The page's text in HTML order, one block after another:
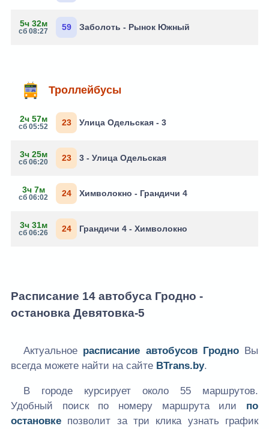
5ч 32м
сб 08:27 59 Заболоть - Рынок Южный
Троллейбусы
2ч 57м
сб 05:52 23 Улица Одельская - 3
3ч 25м
сб 06:20 23 3 - Улица Одельская
3ч 7м
сб 06:02 24 Химволокно - Грандичи 4
3ч 31м
сб 06:26 24 Грандичи 4 - Химволокно
Расписание 14 автобуса Гродно -
остановка Девятовка-5
Актуальное расписание автобусов ГродноВы
всегда можете найти на сайте BTrans.by.
В городе курсирует около 55 маршрутов.
Удобный поиск по номеру маршрута или по
остановке позволит за три клика узнать график